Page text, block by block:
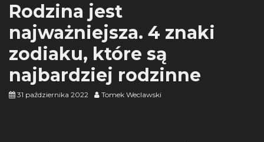
Rodzina jest
najważniejsza. 4 znaki
zodiaku, które są
najbardziej rodzinne
31 października 2022 Tomek Weclawski